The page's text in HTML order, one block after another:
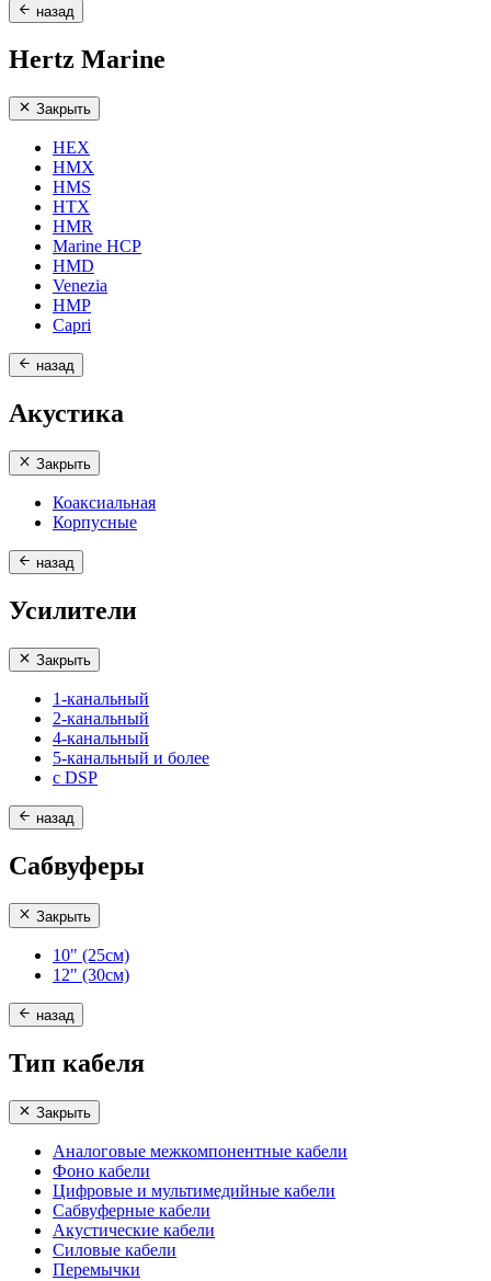
назад
Hertz Marine
Закрыть
HEX
HMX
HMS
HTX
HMR
Marine HCP
HMD
Venezia
HMP
Capri
назад
Акустика
Закрыть
Коаксиальная
Корпусные
назад
Усилители
Закрыть
1-канальный
2-канальный
4-канальный
5-канальный и более
с DSP
назад
Сабвуферы
Закрыть
10" (25см)
12" (30см)
назад
Тип кабеля
Закрыть
Аналоговые межкомпонентные кабели
Фоно кабели
Цифровые и мультимедийные кабели
Сабвуферные кабели
Акустические кабели
Силовые кабели
Перемычки